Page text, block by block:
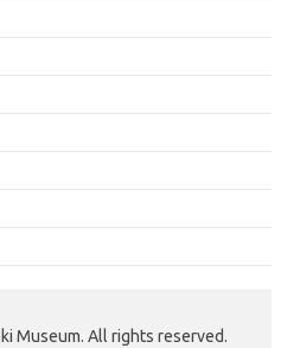
Museum. All rights reserved.